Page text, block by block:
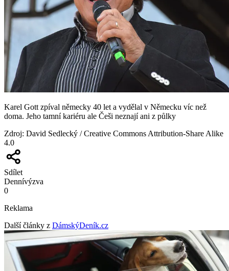
Karel Gott zpíval německy 40 let a vydělal v Německu víc než
doma. Jeho tamní kariéru ale Češi neznají ani z půlky
Zdroj: David Sedlecký / Creative Commons Attribution-Share Alike
4.0
Sdílet
Dennívýzva
0
Reklama
Další články z DámskýDeník.cz